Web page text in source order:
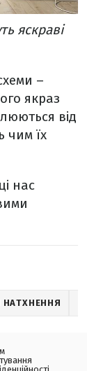
яскраві
–
якраз
від
чим їх
нас
НАТХНЕННЯ